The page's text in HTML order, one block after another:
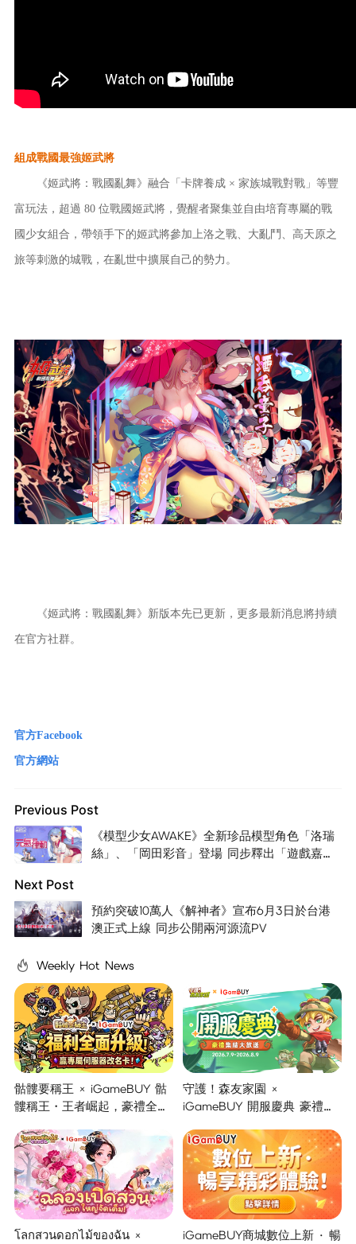
組成戰國最強姬武將
《姬武將：戰國亂舞》融合「卡牌養成 × 家族城戰對戰」等豐
富玩法，超過 80 位戰國姬武將，覺醒者聚集並自由培育專屬的戰
國少女組合，帶領手下的姬武將參加上洛之戰、大亂鬥、高天原之
旅等刺激的城戰，在亂世中擴展自己的勢力。
《姬武將：戰國亂舞》新版本先已更新，更多最新消息將持續
在官方社群。
官方Facebook
官方網站
Previous Post
《模型少女AWAKE》全新珍品模型角色「洛瑞
絲」、「岡田彩音」登場 同步釋出「遊戲嘉年
Next Post
預約突破10萬人《解神者》宣布6月3日於台港
澳正式上線 同步公開兩河源流PV
Weekly Hot News
骷髏要稱王 × iGameBUY 骷
髏稱王・王者崛起，豪禮全面
守護！森友家園 ×
iGameBUY 開服慶典 豪禮集
โลกสวนดอกไม้ของฉัน ×
iGameBUY商城數位上新 · 暢